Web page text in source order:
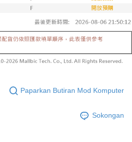
OP Pay Later akan dibilkan secara
dalam bil telekom anda. SMS peringatan
kitaran bil bulanan.
pautan dalam SMS, anda boleh
Taiwan Mobile Co., Ltd. (“Syarikat”),
masa kedai meminta pembayaran anda,
anda sebelum anda menerima
tiada jaminan bahawa anda boleh
tempoh pembayaran (cth.: produk
mungkin mengambil masa yang lebih
anda dikehendaki membuat pembayaran
pengguna kali pertama boleh sehingga
percuma untuk pesanan
Paparkan Butiran Mod Komputer
Sokongan